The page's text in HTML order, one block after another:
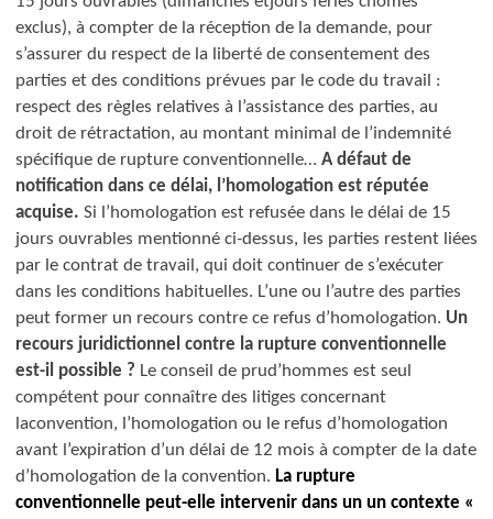
exclus), à compter de la réception de la demande, pour
s’assurer du respect de la liberté de consentement des
parties et des conditions prévues par le code du travail :
respect des règles relatives à l’assistance des parties, au
droit de rétractation, au montant minimal de l’indemnité
spécifique de rupture conventionnelle… A défaut de
notification dans ce délai, l’homologation est réputée
acquise. Si l’homologation est refusée dans le délai de 15
jours ouvrables mentionné ci-dessus, les parties restent liées
par le contrat de travail, qui doit continuer de s’exécuter
dans les conditions habituelles. L’une ou l’autre des parties
peut former un recours contre ce refus d’homologation. Un
recours juridictionnel contre la rupture conventionnelle
est-il possible ? Le conseil de prud’hommes est seul
compétent pour connaître des litiges concernant
laconvention, l’homologation ou le refus d’homologation
avant l’expiration d’un délai de 12 mois à compter de la date
d’homologation de la convention. La rupture
conventionnelle peut-elle intervenir dans un un contexte «